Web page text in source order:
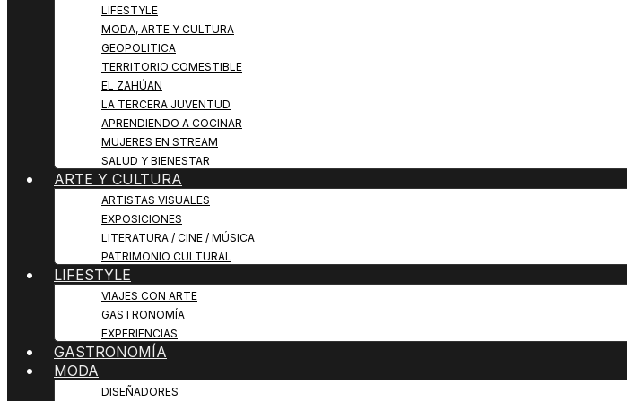
LIFESTYLE
MODA, ARTE Y CULTURA
GEOPOLITICA
TERRITORIO COMESTIBLE
EL ZAHÚAN
LA TERCERA JUVENTUD
APRENDIENDO A COCINAR
MUJERES EN STREAM
SALUD Y BIENESTAR
ARTE Y CULTURA
ARTISTAS VISUALES
EXPOSICIONES
LITERATURA / CINE / MÚSICA
PATRIMONIO CULTURAL
LIFESTYLE
VIAJES CON ARTE
GASTRONOMÍA
EXPERIENCIAS
GASTRONOMÍA
MODA
DISEÑADORES